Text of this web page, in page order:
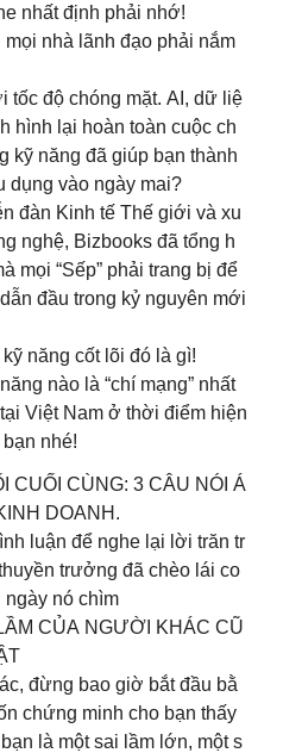
nhất định phải nhớ!
nhà lãnh đạo phải nắm
tốc độ chóng mặt. AI, dữ liệ
hình lại hoàn toàn cuộc ch
kỹ năng đã giúp bạn thành
dụng vào ngày mai?
đàn Kinh tế Thế giới và xu
nghệ, Bizbooks đã tổng h
mọi “Sếp” phải trang bị để
đầu trong kỷ nguyên mới
năng cốt lõi đó là gì!
nào là “chí mạng” nhất
Việt Nam ở thời điểm hiện
nhé!
CUỐI CÙNG: 3 CÂU NÓI Á
DOANH.
luận để nghe lại lời trăn tr
trưởng đã chèo lái co
nó chìm
CỦA NGƯỜI KHÁC CŨ
đừng bao giờ bắt đầu bằ
chứng minh cho bạn thấy
là một sai lầm lớn, một s